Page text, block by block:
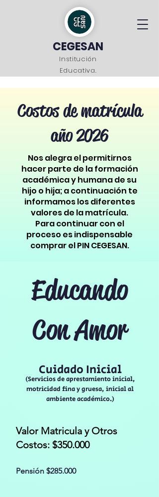
CEGESAN
Institución
Educativa.
Costos de matrícula
año 2026
Nos alegra el permitirnos
hacer parte de la formación
académica y humana de su
hijo o hija; a continuación te
informamos los diferentes
valores de la matrícula.
Para continuar con el
proceso es indispensable
comprar el PIN CEGESAN.
Educando
Con Amor
Cuidado Inicial
(Servicios de aprestamiento inicial,
motricidad fina y gruesa, inicial al
ambiente académico.)
Valor Matricula y Otros
Costos: $350.000
Pensión $285.000